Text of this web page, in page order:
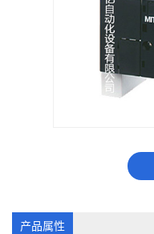
产品属性